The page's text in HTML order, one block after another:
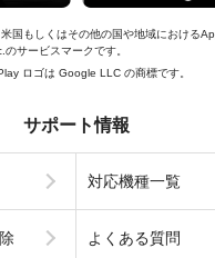
国もしくはその他の国や地域における
サービスマークです。
ロゴは Google LLC の商標です。
サポート情報
対応機種一覧
よくある質問